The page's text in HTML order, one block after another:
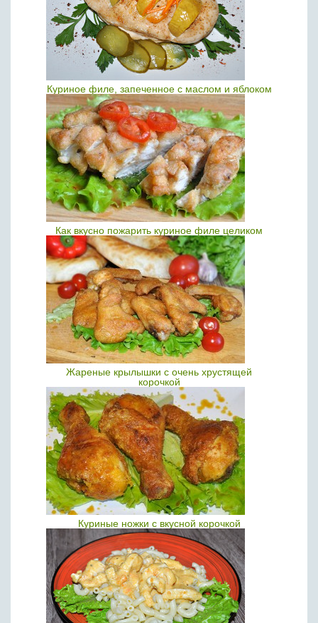
Куриное филе, запеченное с маслом и яблоком
Как вкусно пожарить куриное филе целиком
Жареные крылышки с очень хрустящей
корочкой
Куриные ножки с вкусной корочкой